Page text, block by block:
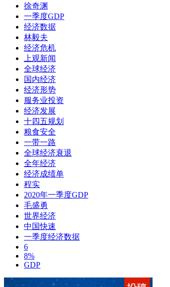
徐奇渊
一季度GDP
经济数据
林毅夫
经济危机
上观新闻
全球经济
国内经济
经济形势
服务业投资
经济发展
十四五规划
粮食安全
一带一路
全球经济衰退
全年经济
经济成绩单
程实
2020年一季度GDP
毛盛勇
世界经济
中国快速
一季度经济数据
6
8%
GDP